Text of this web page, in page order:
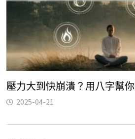
壓力大到快崩潰？用八字幫
2025-04-21